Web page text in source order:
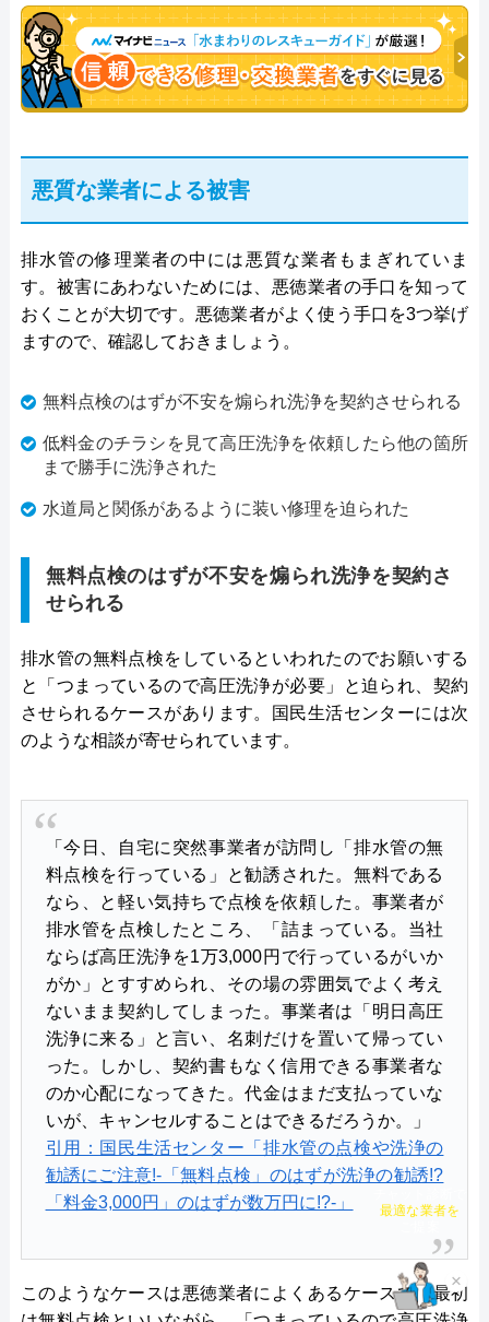
悪質な業者による被害
排水管の修理業者の中には悪質な業者もまぎれていま
す。被害にあわないためには、悪徳業者の手口を知って
おくことが大切です。悪徳業者がよく使う手口を3つ挙げ
ますので、確認しておきましょう。
無料点検のはずが不安を煽られ洗浄を契約させられる
低料金のチラシを見て高圧洗浄を依頼したら他の箇所
まで勝手に洗浄された
水道局と関係があるように装い修理を迫られた
無料点検のはずが不安を煽られ洗浄を契約さ
せられる
排水管の無料点検をしているといわれたのでお願いする
と「つまっているので高圧洗浄が必要」と迫られ、契約
させられるケースがあります。国民生活センターには次
のような相談が寄せられています。
「今日、自宅に突然事業者が訪問し「排水管の無
料点検を行っている」と勧誘された。無料である
なら、と軽い気持ちで点検を依頼した。事業者が
排水管を点検したところ、「詰まっている。当社
ならば高圧洗浄を1万3,000円で行っているがいか
がか」とすすめられ、その場の雰囲気でよく考え
ないまま契約してしまった。事業者は「明日高圧
洗浄に来る」と言い、名刺だけを置いて帰ってい
った。しかし、契約書もなく信用できる事業者な
のか心配になってきた。代金はまだ支払っていな
いが、キャンセルすることはできるだろうか。」
引用：国民生活センター「排水管の点検や洗浄の
勧誘にご注意!‐「無料点検」のはずが洗浄の勧誘!?
「料金3,000円」のはずが数万円に!?‐」
このようなケースは悪徳業者によくあるケースで、最初
×
最適な業者を